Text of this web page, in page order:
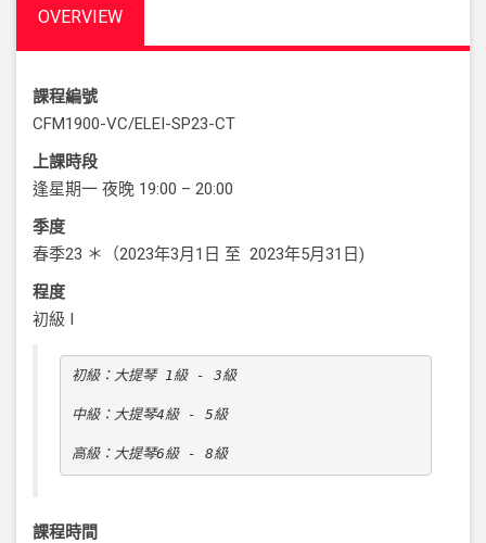
OVERVIEW
課程編號
CFM1900-VC/ELEI-SP23-CT
上課時段
逢星期一 夜晚 19:00 – 20:00
季度
春季23 ＊（2023年3月1日 至 2023年5月31日)
程度
初級 I
初級：大提琴 1級 - 3級
中級：大提琴4級 - 5級
高級：大提琴6級 - 8級
課程時間